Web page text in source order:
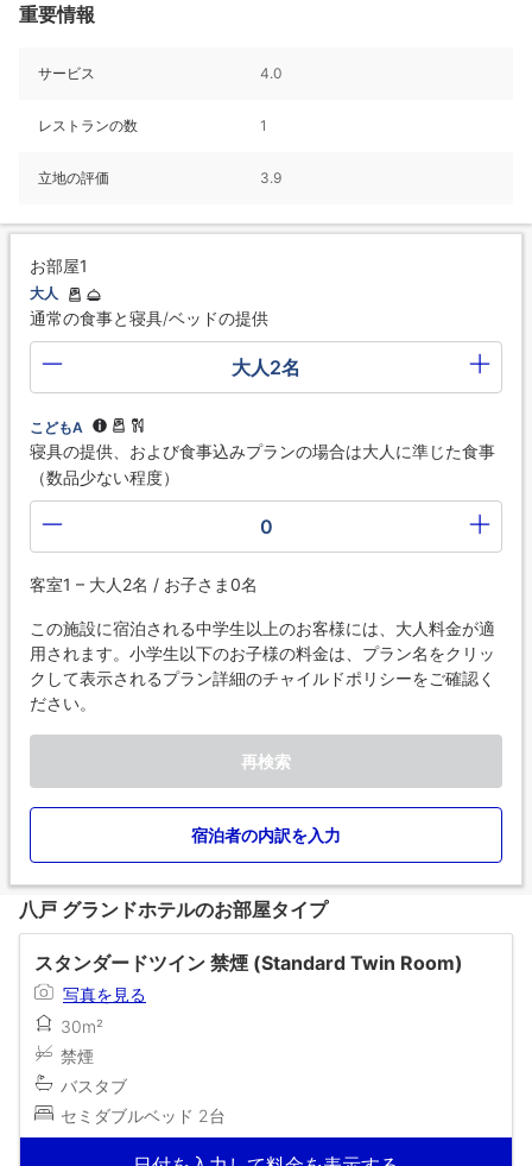
重要情報
サービス 4.0
レストランの数 1
立地の評価 3.9
お部屋1
大人
通常の食事と寝具/ベッドの提供
大人2名
こどもA
寝具の提供、および食事込みプランの場合は大人に準じた食事
（数品少ない程度）
0
客室1 – 大人2名 / お子さま0名
この施設に宿泊される中学生以上のお客様には、大人料金が適
用されます。小学生以下のお子様の料金は、プラン名をクリッ
クして表示されるプラン詳細のチャイルドポリシーをご確認く
ださい。
再検索
宿泊者の内訳を入力
八戸 グランドホテルのお部屋タイプ
スタンダードツイン 禁煙 (Standard Twin Room)
写真を見る
30m²
禁煙
バスタブ
セミダブルベッド 2台